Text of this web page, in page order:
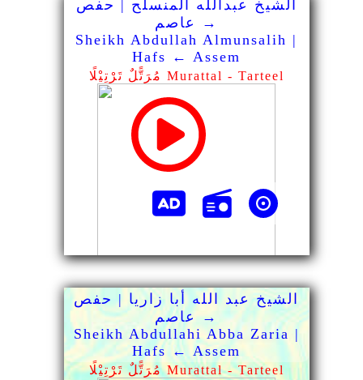
الشيخ عبدالله المنسلح | حفص
→ عاصم
Sheikh Abdullah Almunsalih |
Hafs ← Assem
مُرَتًّلٌ تَرْتِيْلًا Murattal - Tarteel
الشيخ عبد الله أبا زاريا | حفص
→ عاصم
Sheikh Abdullahi Abba Zaria |
Hafs ← Assem
مُرَتًّلٌ تَرْتِيْلًا Murattal - Tarteel